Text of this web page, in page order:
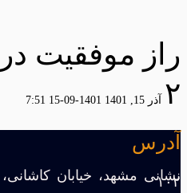
راز موفقیت
٢ آذر 15, 1401 1401-09-15 7:51
آدرس
۱۰۲